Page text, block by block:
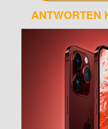
ANTWORTEN